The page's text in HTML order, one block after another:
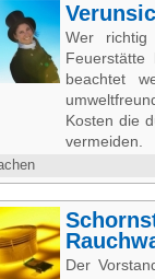
Wer
beachtet
Kosten die
vermeiden.
Der